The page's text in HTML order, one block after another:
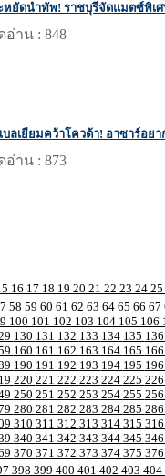
หยัดนำทัพ! ราชบุรีจัดแมตซ์พิ
อ่าน : 848
บลเยียมคว้าโควต้า! อาซาร์อย
อ่าน : 873
16 17 18 19 20 21 22 23 24 25
58 59 60 61 62 63 64 65 66 67
100 101 102 103 104 105 106
130 131 132 133 134 135
160 161 162 163 164 165
190 191 192 193 194 195
220 221 222 223 224 225
250 251 252 253 254 255
280 281 282 283 284 285
310 311 312 313 314 315
340 341 342 343 344 345
370 371 372 373 374 375
398 399 400 401 402 403 404